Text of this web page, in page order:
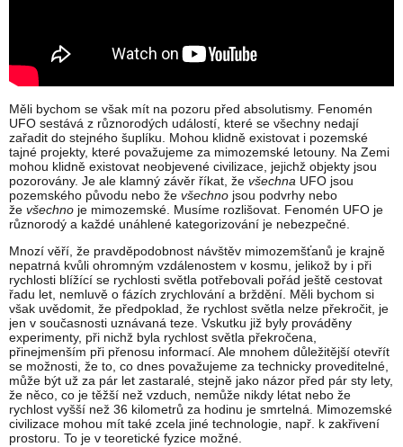
Měli bychom se však mít na pozoru před absolutismy. Fenomén
UFO sestává z různorodých událostí, které se všechny nedají
zařadit do stejného šuplíku. Mohou klidně existovat i pozemské
tajné projekty, které považujeme za mimozemské letouny. Na Zemi
mohou klidně existovat neobjevené civilizace, jejichž objekty jsou
pozorovány. Je ale klamný závěr říkat, že všechna UFO jsou
pozemského původu nebo že všechno jsou podvrhy nebo
že všechno je mimozemské. Musíme rozlišovat. Fenomén UFO je
různorodý a každé unáhlené kategorizování je nebezpečné.
Mnozí věří, že pravděpodobnost návštěv mimozemšťanů je krajně
nepatrná kvůli ohromným vzdálenostem v kosmu, jelikož by i při
rychlosti blížící se rychlosti světla potřebovali pořád ještě cestovat
řadu let, nemluvě o fázích zrychlování a brždění. Měli bychom si
však uvědomit, že předpoklad, že rychlost světla nelze překročit, je
jen v současnosti uznávaná teze. Vskutku již byly prováděny
experimenty, při nichž byla rychlost světla překročena,
přinejmenším při přenosu informací. Ale mnohem důležitější otevřít
se možnosti, že to, co dnes považujeme za technicky proveditelné,
může být už za pár let zastaralé, stejně jako názor před pár sty lety,
že něco, co je těžší než vzduch, nemůže nikdy létat nebo že
rychlost vyšší než 36 kilometrů za hodinu je smrtelná. Mimozemské
civilizace mohou mít také zcela jiné technologie, např. k zakřivení
prostoru. To je v teoretické fyzice možné.